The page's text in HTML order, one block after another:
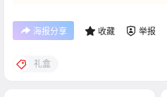
海报分享 收藏 举报
礼盒